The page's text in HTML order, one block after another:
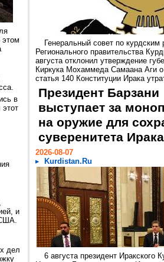
этом
в
и
дел
Генеральный совет по курдским
Регионального правительства
августа отклонил утверждение
Киркука Мохаммеда Самаана Аги
статья 140 Конституции Ирака
Президент Барзани
выступает за
на оружие для
суверенитета Ирака
2026-08-07
Kurdistan.Ru
6 августа президент Иракского